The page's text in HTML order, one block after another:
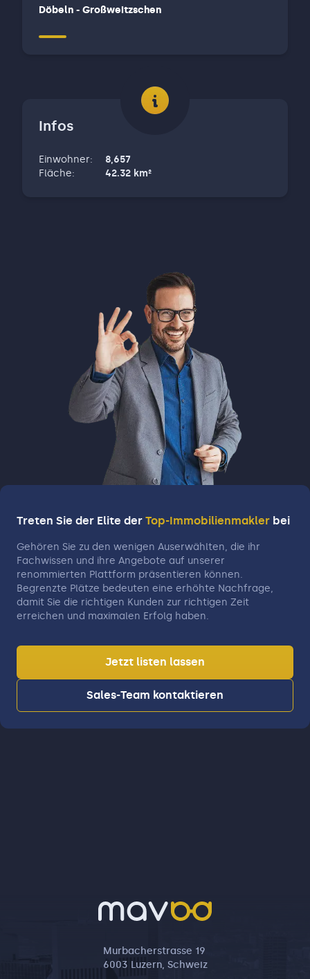
Döbeln - Großweitzschen
Infos
Einwohner:
8,657
Fläche: 42.32 km²
Treten Sie der Elite der Top-Immobilienmakler bei
Gehören Sie zu den wenigen Auserwählten, die ihr
Fachwissen und ihre Angebote auf unserer
renommierten Plattform präsentieren können.
Begrenzte Plätze bedeuten eine erhöhte Nachfrage,
damit Sie die richtigen Kunden zur richtigen Zeit
erreichen und maximalen Erfolg haben.
Jetzt listen lassen
Sales-Team kontaktieren
Murbacherstrasse 19
6003 Luzern, Schweiz